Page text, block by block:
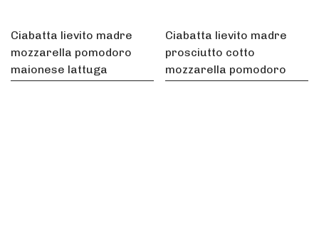
Ciabatta lievito madre
mozzarella pomodoro
maionese lattuga
Ciabatta lievito madre
prosciutto cotto
mozzarella pomodoro